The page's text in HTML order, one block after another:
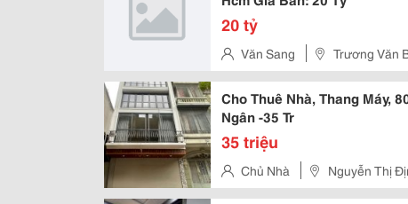
20 tỷ
Văn Sang
Trương Văn
Hồ Chí Minh
Cho Thuê Nhà, Thang Máy,
Ngân -35 Tr
35 triệu
Chủ Nhà Nguyễn Thị